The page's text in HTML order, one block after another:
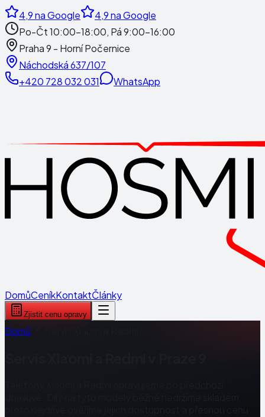
4,9na Google 4,9na Google
Po-Čt 10:00-18:00, Pá 9:00-16:00
Praha 9 - Horní Počernice
Náchodská 637/107
+420 728 032 031
WhatsApp
DomůCeníkKontaktČlánky
Zjistit cenu opravy
Domů